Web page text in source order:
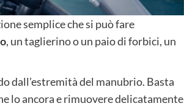
semplice che si può fare
, un taglierino o un paio di forbici, un
dall’estremità del manubrio. Basta
lo ancora e rimuovere delicatamente